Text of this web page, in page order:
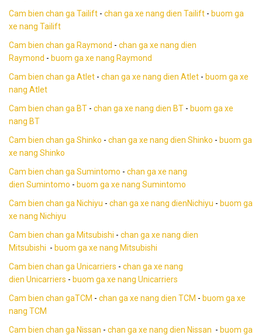
Cam bien chan ga Tailift - chan ga xe nang dien Tailift - buom ga
xe nang Tailift
Cam bien chan ga Raymond - chan ga xe nang dien
Raymond - buom ga xe nang Raymond
Cam bien chan ga Atlet - chan ga xe nang dien Atlet - buom ga xe
nang Atlet
Cam bien chan ga BT - chan ga xe nang dien BT - buom ga xe
nang BT
Cam bien chan ga Shinko - chan ga xe nang dien Shinko - buom ga
xe nang Shinko
Cam bien chan ga Sumintomo - chan ga xe nang
dien Sumintomo - buom ga xe nang Sumintomo
Cam bien chan ga Nichiyu - chan ga xe nang dienNichiyu - buom ga
xe nang Nichiyu
Cam bien chan ga Mitsubishi - chan ga xe nang dien
Mitsubishi - buom ga xe nang Mitsubishi
Cam bien chan ga Unicarriers - chan ga xe nang
dien Unicarriers - buom ga xe nang Unicarriers
Cam bien chan gaTCM - chan ga xe nang dien TCM - buom ga xe
nang TCM
Cam bien chan ga Nissan - chan ga xe nang dien Nissan - buom ga